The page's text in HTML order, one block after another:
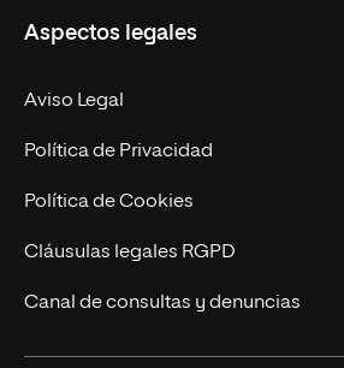
Doctorados
Experto Universitario
Postgrados
Cursos Universitarios
Facultades
Nuestro Equipo
Trabaja en UNIR
Actualidad
UNIR Revista
Eventos
Aspectos legales
Aviso Legal
Política de Privacidad
Política de Cookies
Cláusulas legales RGPD
Canal de consultas y denuncias